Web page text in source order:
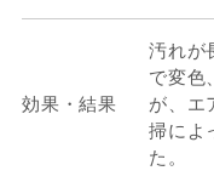
効果・結果
汚れが
で変色
が、エ
掃によ
た。